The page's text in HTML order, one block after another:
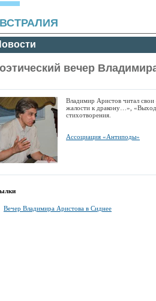
вечер
Владимир Аристов читал
жалости к дракону…»,
стихотворения.
Ассоциация «Антиподы»
Вечер Владимира Аристова в Сиднее